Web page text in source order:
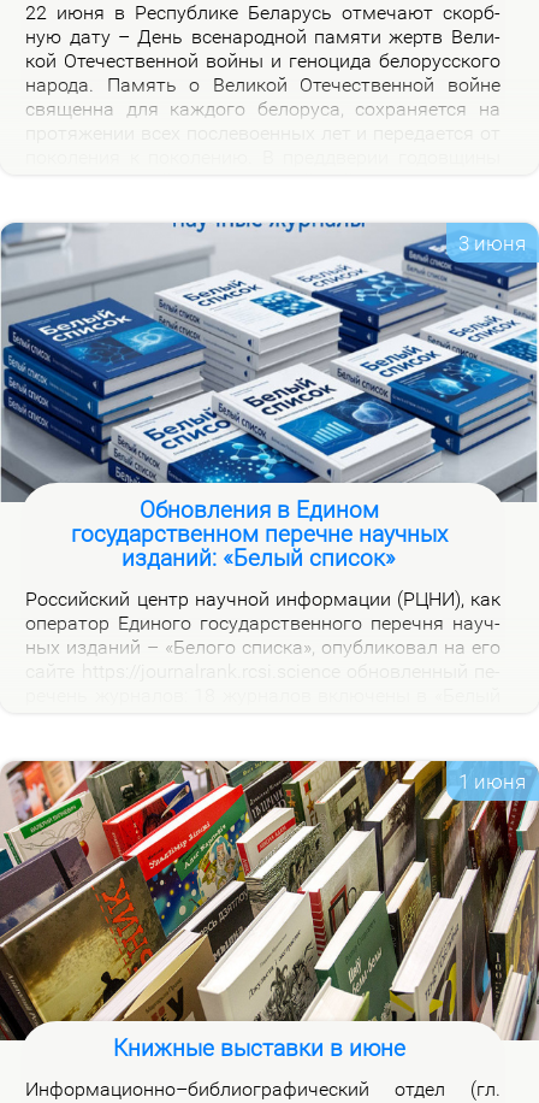
22 июня в Рес­пуб­ли­ке Бе­ла­русь от­ме­ча­ют скорб­
ную да­ту – День все­на­род­ной па­мя­ти жертв Ве­ли­
кой Оте­че­ствен­ной вой­ны и ге­но­ци­да бе­ло­рус­ско­го
на­ро­да. Па­мять о Ве­ли­кой Оте­че­ствен­ной войне
свя­щен­на для каж­до­го бе­ло­ру­са, со­хра­ня­ет­ся на
пер­вых дней вой­ны», ко­то­рая по­свя­ща­ет­ся тра­ги­че­
ским и ге­ро­и­че­ским стра­ни­цам ис­то­рии борь­бы с
немец­ко-фа­шист­ски­ми за­хват­чи­ка­ми в на­чаль­ный
пе­ри­од вой­ны.
3 июня
Обновления в Едином
государственном перечне научных
изданий: «Белый список»
Рос­сий­ский центр на­уч­ной ин­фор­ма­ции (РЦНИ), как
опе­ра­тор Еди­но­го го­судар­ствен­но­го пе­реч­ня на­уч­
ных из­да­ний – «Бе­ло­го спис­ка», опуб­ли­ко­вал на его
на­лов на вклад­ке «Уров­ни» раз­ме­ще­ны при­ме­ча­ния,
по­яс­ня­ю­щие при­чи­ны вклю­че­ния жур­на­лов и из­ме­
не­ния уров­ней.
1 июня
Книжные выставки в июне
Ин­фор­ма­ци­он­но–биб­лио­гра­фи­че­ский от­дел (гл.